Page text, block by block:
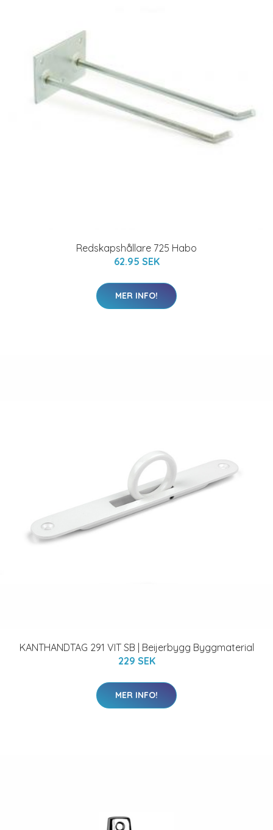
Redskapshållare 725 Habo
62.95 SEK
MER INFO!
KANTHANDTAG 291 VIT SB | Beijerbygg Byggmaterial
229 SEK
MER INFO!